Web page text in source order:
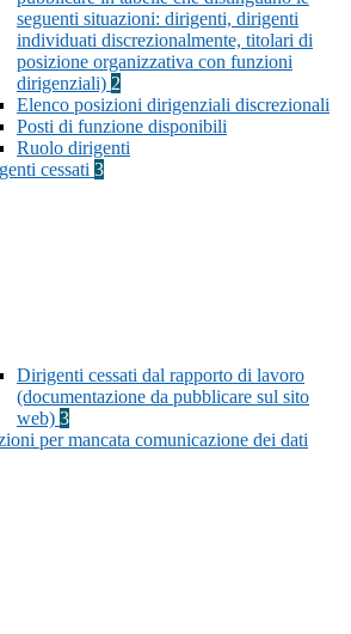
seguenti situazioni: dirigenti, dirigenti
individuati discrezionalmente, titolari di
posizione organizzativa con funzioni
dirigenziali) 2
Elenco posizioni dirigenziali discrezionali
Posti di funzione disponibili
Ruolo dirigenti
cessati 3
Dirigenti cessati dal rapporto di lavoro
(documentazione da pubblicare sul sito
web) 3
per mancata comunicazione dei dati